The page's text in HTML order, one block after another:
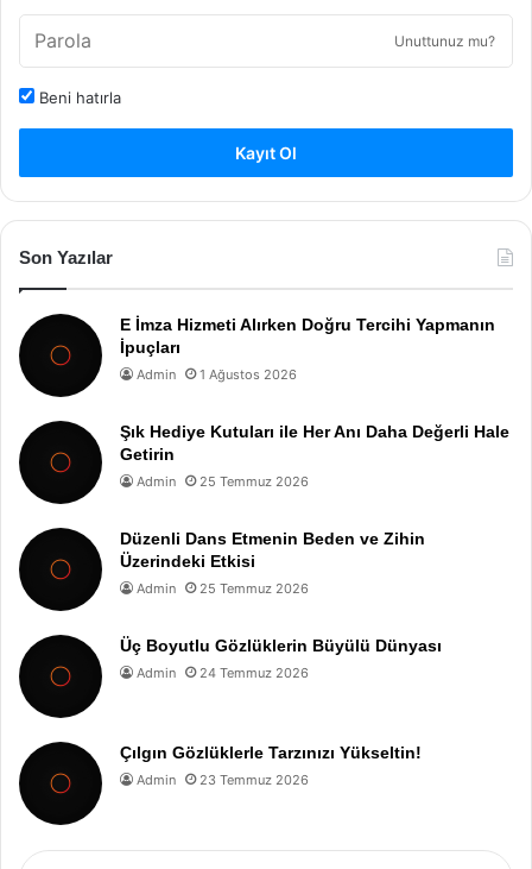
Unuttunuz mu?
Beni hatırla
Kayıt Ol
Son Yazılar
E İmza Hizmeti Alırken Doğru Tercihi Yapmanın
İpuçları
Admin 1 Ağustos 2026
Şık Hediye Kutuları ile Her Anı Daha Değerli Hale
Getirin
Admin 25 Temmuz 2026
Düzenli Dans Etmenin Beden ve Zihin
Üzerindeki Etkisi
Admin 25 Temmuz 2026
Üç Boyutlu Gözlüklerin Büyülü Dünyası
Admin 24 Temmuz 2026
Çılgın Gözlüklerle Tarzınızı Yükseltin!
Admin 23 Temmuz 2026